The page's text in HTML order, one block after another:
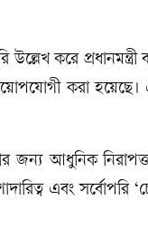
উল্লেখ করে
করা হয়েছে।
জন্য আধুনিক
এবং